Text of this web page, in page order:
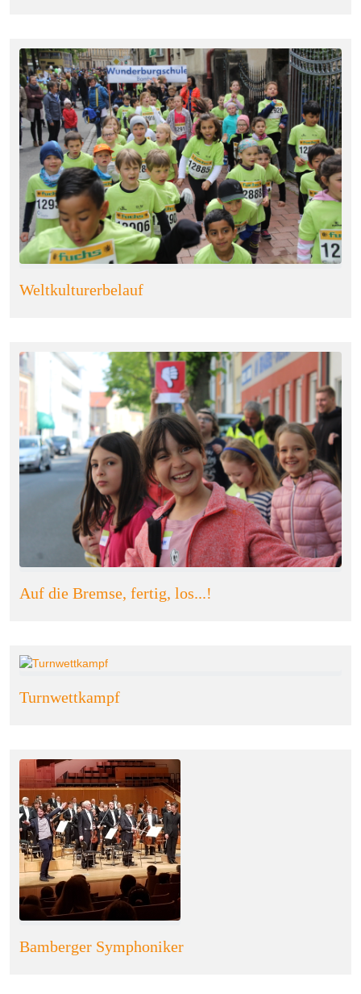
Weltkulturerbelauf
Auf die Bremse, fertig, los...!
Turnwettkampf
Bamberger Symphoniker